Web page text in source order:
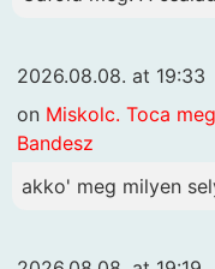
2026.08.08. at 19:33
on Miskolc. Toca
Bandesz
akko' meg milyen